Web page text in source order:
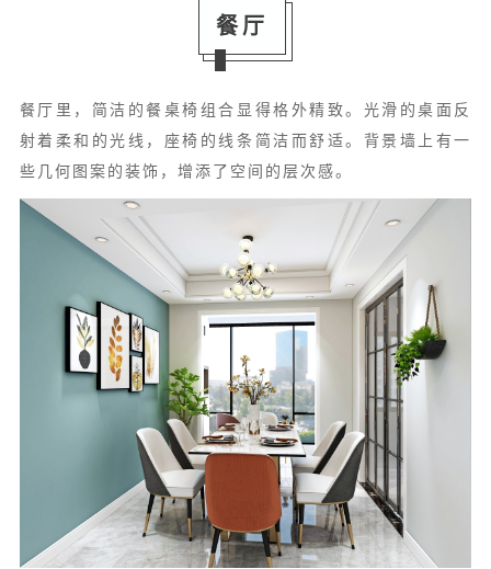
餐厅
餐厅里，简洁的餐桌椅组合显得格外精致。光滑的桌面反
射着柔和的光线，座椅的线条简洁而舒适。背景墙上有一
些几何图案的装饰，增添了空间的层次感。